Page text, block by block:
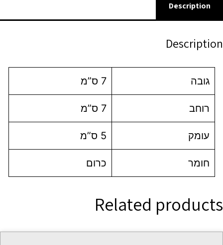
Description
Description
גובה 7 ס”מ
רוחב 7 ס”מ
עומק 5 ס”מ
חומר כרום
Related products